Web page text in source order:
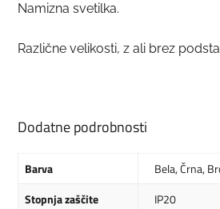
Namizna svetilka.
Različne velikosti, z ali brez
Dodatne podrobnosti
Barva Bela,Črna,
Stopnja zaščite
IP20